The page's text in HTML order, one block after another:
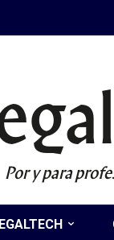
Por y para